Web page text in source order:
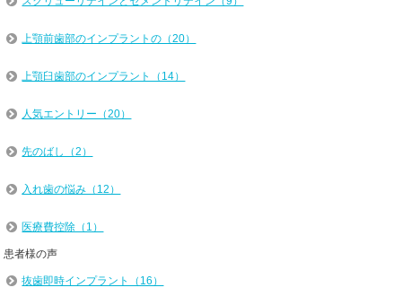
上顎前歯部のインプラントの（20）
上顎臼歯部のインプラント（14）
人気エントリー（20）
先のばし（2）
入れ歯の悩み（12）
医療費控除（1）
患者様の声
抜歯即時インプラント（16）